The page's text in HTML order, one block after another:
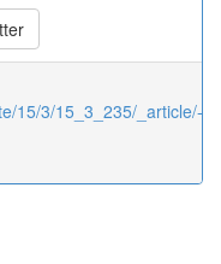
15/3/15_3_235/_article/-